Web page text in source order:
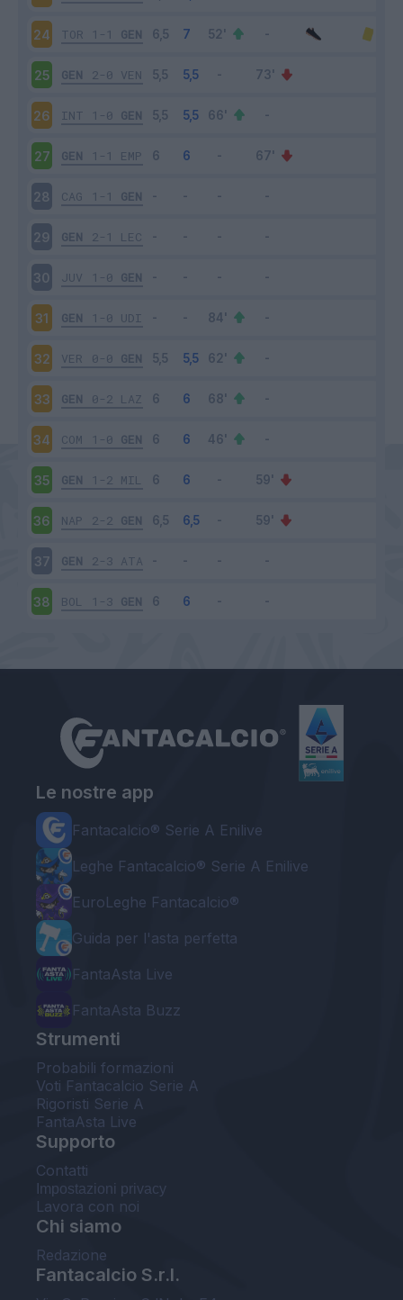
24 TOR 1-1 GEN
25 GEN 2-0 VEN
26 INT 1-0 GEN
27 GEN 1-1 EMP
28 CAG 1-1 GEN
29 GEN 2-1 LEC
30 JUV 1-0 GEN
31 GEN 1-0 UDI
32 VER 0-0 GEN
33 GEN 0-2 LAZ
34 COM 1-0 GEN
35 GEN 1-2 MIL
36 NAP 2-2 GEN
37 GEN 2-3 ATA
38 BOL 1-3 GEN
Le nostre app
Fantacalcio® Serie A Enilive
Leghe Fantacalcio® Serie A Enilive
EuroLeghe Fantacalcio®
Guida per l'asta perfetta
FantaAsta Live
FantaAsta Buzz
Strumenti
Probabili formazioni
Voti Fantacalcio Serie A
Rigoristi Serie A
FantaAsta Live
Supporto
Contatti
Impostazioni privacy
Lavora con noi
Chi siamo
Redazione
Fantacalcio S.r.l.